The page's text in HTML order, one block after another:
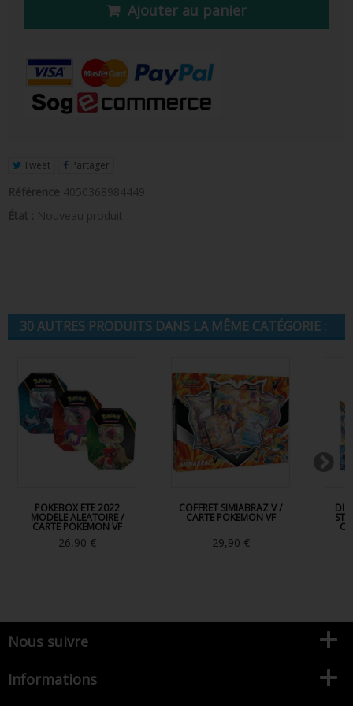
FIGURINE POP AD ICONS
FIGURINE POP RETRO TOYS
FIGURINES POP AUTRES COMICS
PORTE-CLÉS POCKET POP
Ajouter au panier
Tweet Partager
Référence 4050368984449
État : Nouveau produit
30 AUTRES PRODUITS DANS LA MÊME CATÉGORIE :
POKEBOX ETE 2022
MODELE ALEATOIRE /
CARTE POKEMON VF
26,90 €
COFFRET SIMIABRAZ V /
CARTE POKEMON VF
29,90 €
Nous suivre
Informations